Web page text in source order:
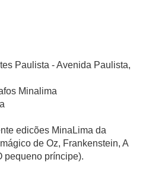
Paulista - Avenida Paulista,
Minalima
edicões MinaLima da
de Oz, Frankenstein, A
pequeno príncipe).